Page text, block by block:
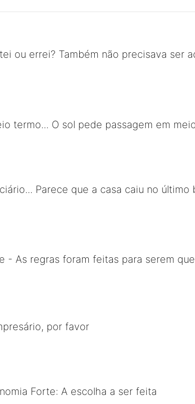
ou errei? Também não precisava ser
termo... O sol pede passagem em
Parece que a casa caiu no último
- As regras foram feitas para serem
por favor
Forte: A escolha a ser feita